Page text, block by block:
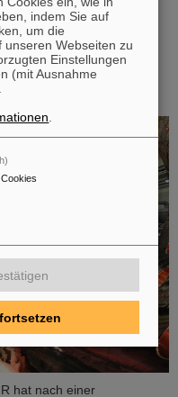
Tanksektion des
hat nach einer
indem Sie auf
um die
Webseiten zu
Einstellungen
(mit Ausnahme